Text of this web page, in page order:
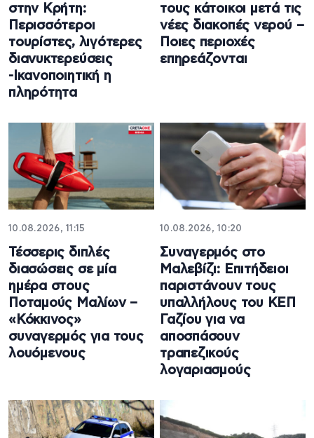
στην Κρήτη:
Περισσότεροι
τουρίστες, λιγότερες
διανυκτερεύσεις
-Ικανοποιητική η
πληρότητα
τους κάτοικοι μετά τις
νέες διακοπές νερού –
Ποιες περιοχές
επηρεάζονται
10.08.2026, 11:15
Τέσσερις διπλές
διασώσεις σε μία
ημέρα στους
Ποταμούς Μαλίων –
«Κόκκινος»
συναγερμός για τους
λουόμενους
10.08.2026, 10:20
Συναγερμός στο
Μαλεβίζι: Επιτήδειοι
παριστάνουν τους
υπαλλήλους του ΚΕΠ
Γαζίου για να
αποσπάσουν
τραπεζικούς
λογαριασμούς